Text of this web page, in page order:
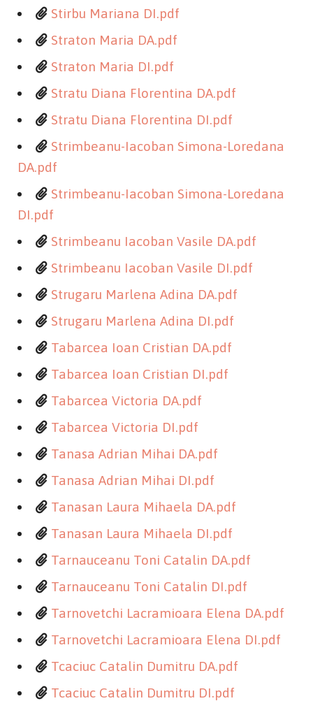
Stirbu Mariana DI.pdf
Straton Maria DA.pdf
Straton Maria DI.pdf
Stratu Diana Florentina DA.pdf
Stratu Diana Florentina DI.pdf
Strimbeanu-Iacoban Simona-Loredana
DA.pdf
Strimbeanu-Iacoban Simona-Loredana
DI.pdf
Strimbeanu Iacoban Vasile DA.pdf
Strimbeanu Iacoban Vasile DI.pdf
Strugaru Marlena Adina DA.pdf
Strugaru Marlena Adina DI.pdf
Tabarcea Ioan Cristian DA.pdf
Tabarcea Ioan Cristian DI.pdf
Tabarcea Victoria DA.pdf
Tabarcea Victoria DI.pdf
Tanasa Adrian Mihai DA.pdf
Tanasa Adrian Mihai DI.pdf
Tanasan Laura Mihaela DA.pdf
Tanasan Laura Mihaela DI.pdf
Tarnauceanu Toni Catalin DA.pdf
Tarnauceanu Toni Catalin DI.pdf
Tarnovetchi Lacramioara Elena DA.pdf
Tarnovetchi Lacramioara Elena DI.pdf
Tcaciuc Catalin Dumitru DA.pdf
Tcaciuc Catalin Dumitru DI.pdf